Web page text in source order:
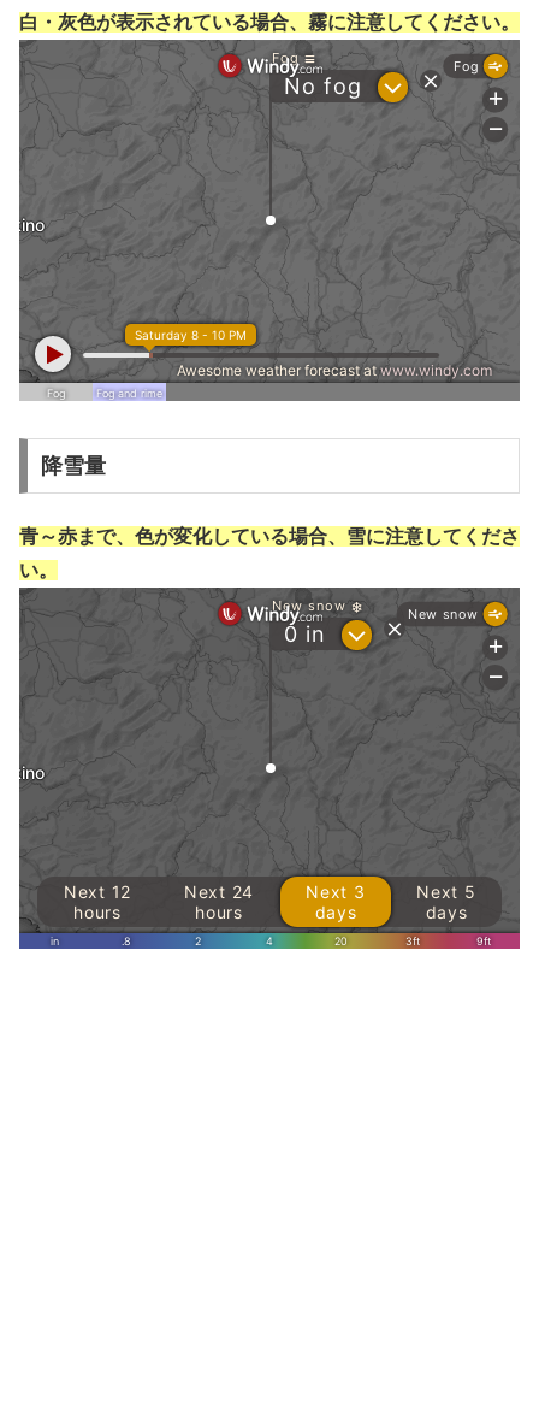
白・灰色が表示されている場合、霧に注意してください。
降雪量
青～赤まで、色が変化している場合、雪に注意してくださ
い。